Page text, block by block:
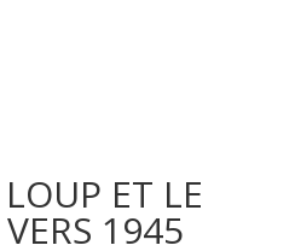
ET LE
1945